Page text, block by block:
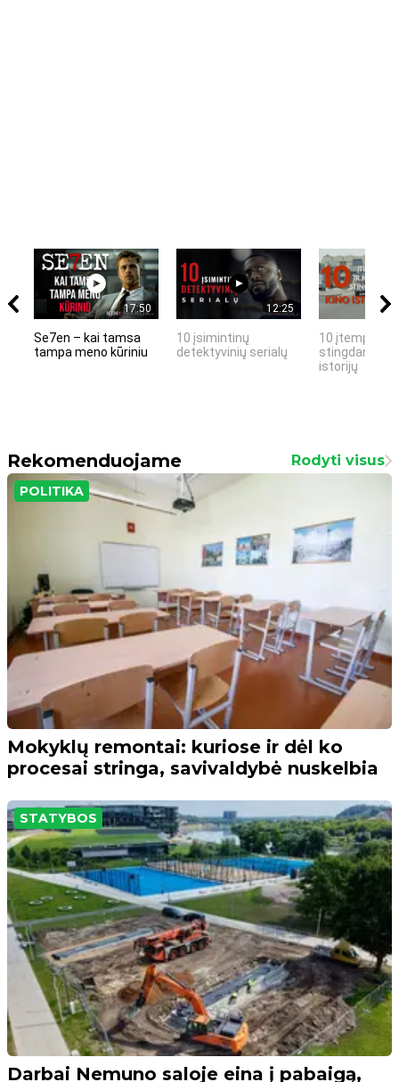
17:50
Se7en – kai tamsa
tampa meno kūriniu
12:25
10 įsimintinų
detektyvinių serialų
10 įtemptų,
stingdančių
istorijų
Rekomenduojame Rodyti visus
POLITIKA
Mokyklų remontai: kuriose ir dėl ko
procesai stringa, savivaldybė nuskelbia
STATYBOS
Darbai Nemuno saloje eina į pabaigą,